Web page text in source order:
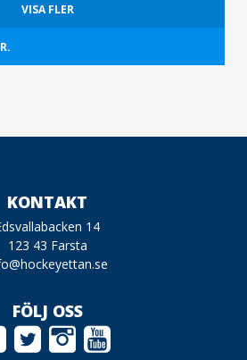
VISA FLER
KONTAKT
14
123 43 Farsta
FÖLJ OSS